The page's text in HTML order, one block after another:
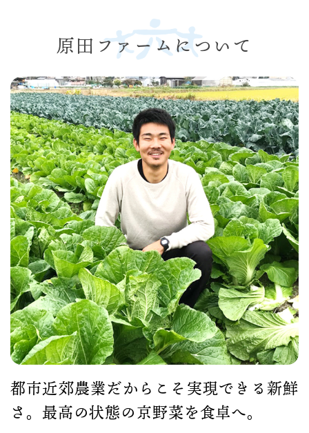
原田ファームについて
都市近郊農業だからこそ実現できる新鮮
さ。 最高の状態の京野菜を食卓へ。